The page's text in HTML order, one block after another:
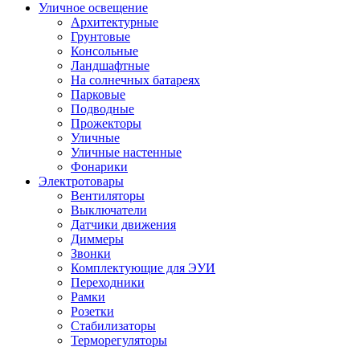
Уличное освещение
Архитектурные
Грунтовые
Консольные
Ландшафтные
На солнечных батареях
Парковые
Подводные
Прожекторы
Уличные
Уличные настенные
Фонарики
Электротовары
Вентиляторы
Выключатели
Датчики движения
Диммеры
Звонки
Комплектующие для ЭУИ
Переходники
Рамки
Розетки
Стабилизаторы
Терморегуляторы